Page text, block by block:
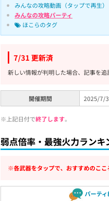
みんなの攻略動画（タップで再生）
みんなの攻略パーティ
ほこらのタグ
7/31 更新済
新しい情報が判明した場合、記事を追
開催期間 2025/7/
※上記日付で終了します。
弱点倍率・最強火力ランキ
※各武器をタップで、おすすめのこ
パーテ